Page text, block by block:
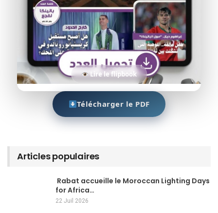
Lire le flipbook
Télécharger le PDF
Articles populaires
Rabat accueille le Moroccan Lighting Days
for Africa…
22 Juil 2026